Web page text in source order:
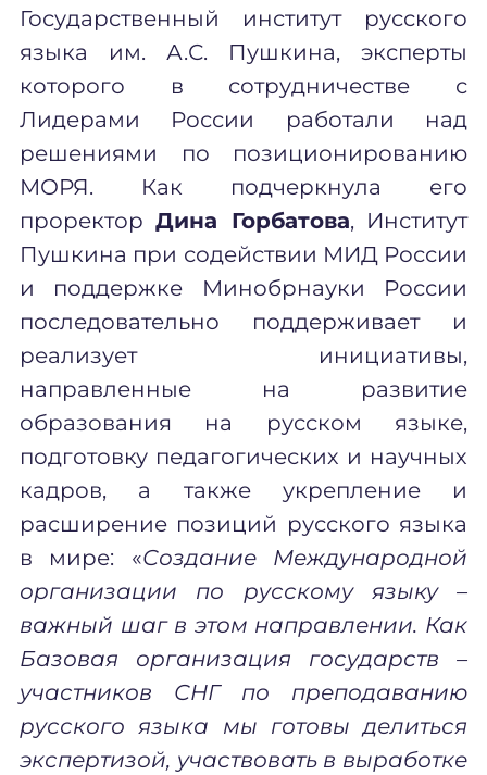
Государственный институт русского
языка им. А.С. Пушкина, эксперты
которого в сотрудничестве с
Лидерами России работали над
решениями по позиционированию
МОРЯ. Как подчеркнула его
проректорДина Горбатова, Институт
Пушкина при содействии МИД России
и поддержке Минобрнауки России
последовательно поддерживает и
реализует инициативы,
направленные на развитие
образования на русском языке,
подготовку педагогических и научных
кадров, а также укрепление и
расширение позиций русского языка
в мире: «Создание Международной
организации по русскому языку –
важный шаг в этом направлении. Как
Базовая организация государств –
участников СНГ по преподаванию
русского языка мы готовы делиться
экспертизой, участвовать в выработке